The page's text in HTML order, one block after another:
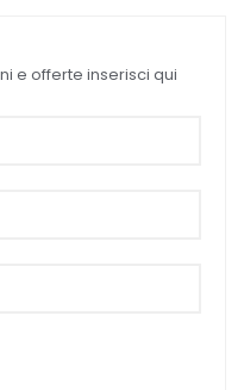
e offerte inserisci qui